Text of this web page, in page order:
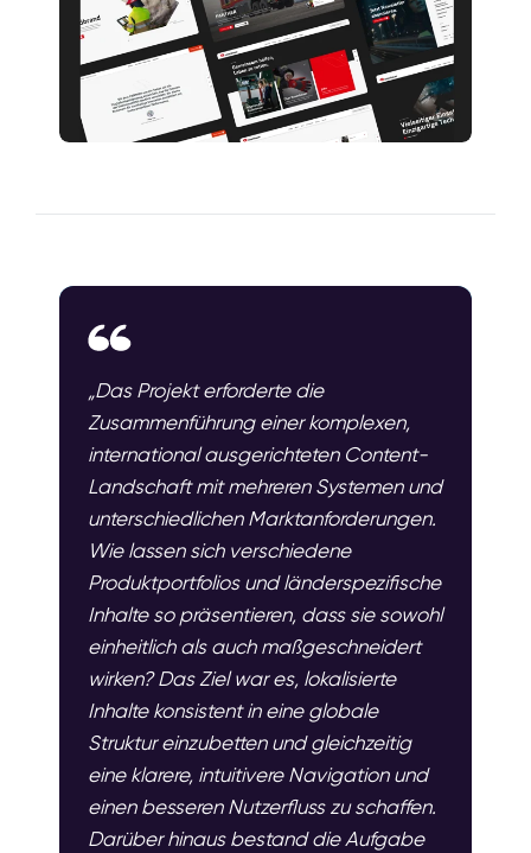
„Das Projekt erforderte die
Zusammenführung einer komplexen,
international ausgerichteten Content-
Landschaft mit mehreren Systemen und
unterschiedlichen Marktanforderungen.
Wie lassen sich verschiedene
Produktportfolios und länderspezifische
Inhalte so präsentieren, dass sie sowohl
einheitlich als auch maßgeschneidert
wirken? Das Ziel war es, lokalisierte
Inhalte konsistent in eine globale
Struktur einzubetten und gleichzeitig
eine klarere, intuitivere Navigation und
einen besseren Nutzerfluss zu schaffen.
Darüber hinaus bestand die Aufgabe